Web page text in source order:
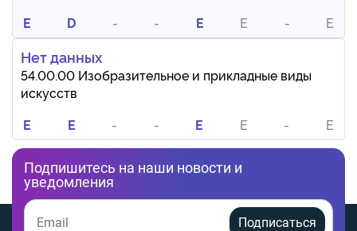
E
D - - E E - E
Нет данных
54.00.00 Изобразительное и прикладные виды
искусств
E
E - - E E - E
Подпишитесь на наши новости и
уведомления
Подписаться